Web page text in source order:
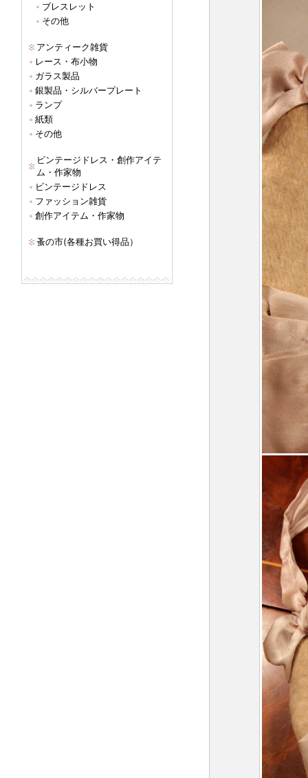
ブレスレット
その他
アンティーク雑貨
レース・布小物
ガラス製品
銀製品・シルバープレート
ランプ
紙類
その他
ビンテージドレス・創作アイテ
ム・作家物
ビンテージドレス
ファッション雑貨
創作アイテム・作家物
蚤の市(各種お買い得品）